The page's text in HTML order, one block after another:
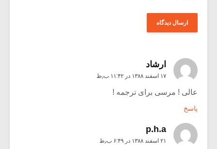
ارشاد
۱۷ اسفند ۱۳۸۸ در ۱۱:۴۲ ب٫ظ
عالی ! مرسی برای ترجمه !
پاسخ
p.h.a
۲۱ اسفند ۱۳۸۸ در ۶:۴۹ ب٫ظ